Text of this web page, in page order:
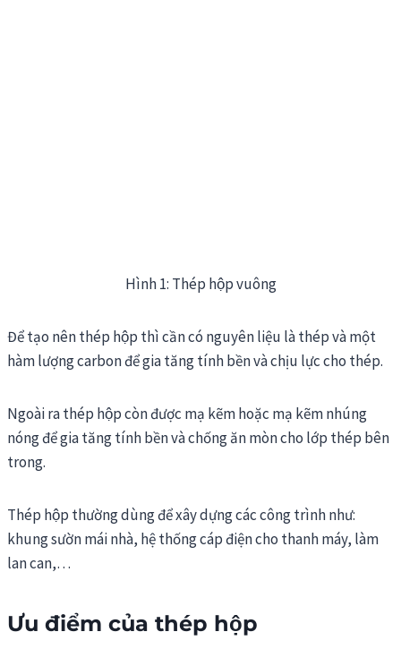
Hình 1: Thép hộp vuông
Để tạo nên thép hộp thì cần có nguyên liệu là thép và một
hàm lượng carbon để gia tăng tính bền và chịu lực cho thép.
Ngoài ra thép hộp còn được mạ kẽm hoặc mạ kẽm nhúng
nóng để gia tăng tính bền và chống ăn mòn cho lớp thép bên
trong.
Thép hộp thường dùng để xây dựng các công trình như:
khung sườn mái nhà, hệ thống cáp điện cho thanh máy, làm
lan can,…
Ưu điểm của thép hộp